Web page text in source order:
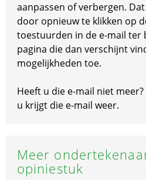
aanpassen of verbergen.
door opnieuw te klikken op
toestuurden in de e-mail ter
pagina die dan verschijnt
mogelijkheden toe.
Heeft u die e-mail niet
u krijgt die e-mail weer.
Meer
opiniestuk